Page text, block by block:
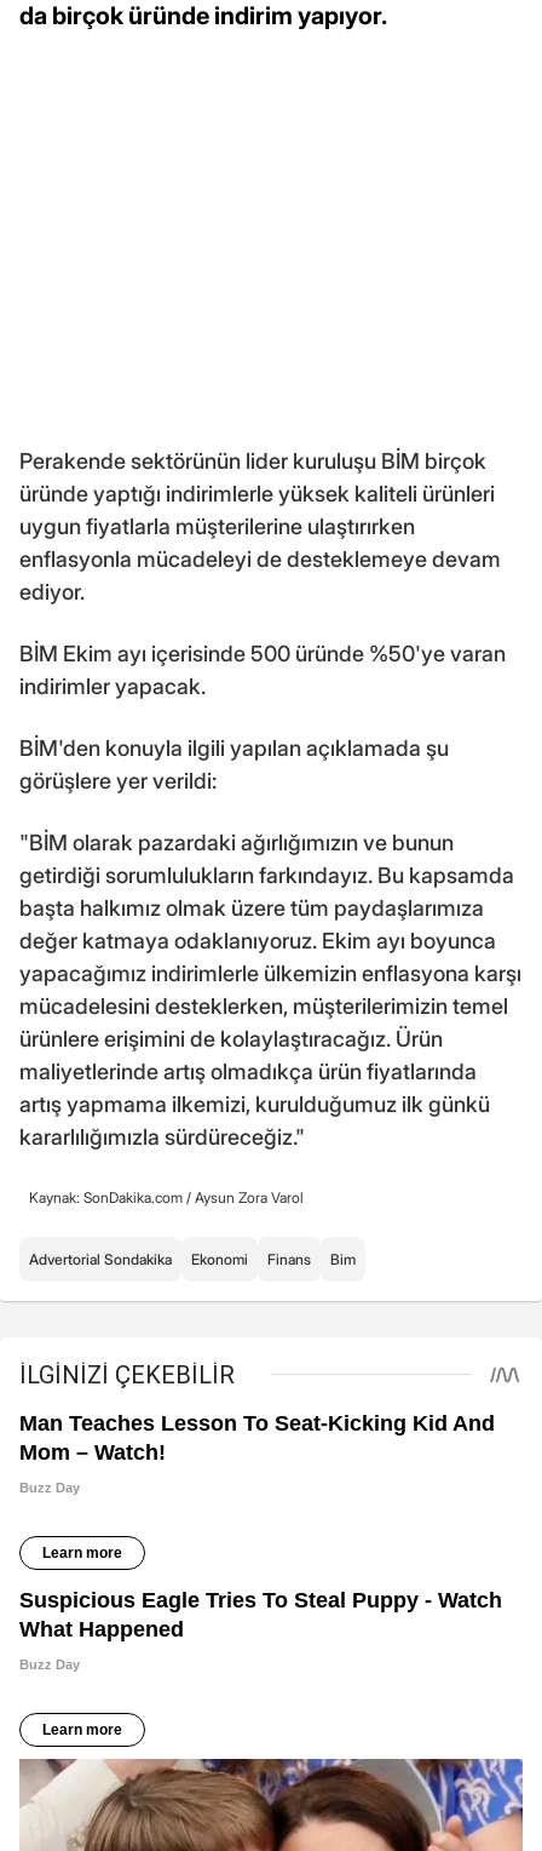
da birçok üründe indirim yapıyor.
Perakende sektörünün lider kuruluşu BİM birçok
üründe yaptığı indirimlerle yüksek kaliteli ürünleri
uygun fiyatlarla müşterilerine ulaştırırken
enflasyonla mücadeleyi de desteklemeye devam
ediyor.
BİM Ekim ayı içerisinde 500 üründe %50'ye varan
indirimler yapacak.
BİM'den konuyla ilgili yapılan açıklamada şu
görüşlere yer verildi:
"BİM olarak pazardaki ağırlığımızın ve bunun
getirdiği sorumlulukların farkındayız. Bu kapsamda
başta halkımız olmak üzere tüm paydaşlarımıza
değer katmaya odaklanıyoruz. Ekim ayı boyunca
yapacağımız indirimlerle ülkemizin enflasyona karşı
mücadelesini desteklerken, müşterilerimizin temel
ürünlere erişimini de kolaylaştıracağız. Ürün
maliyetlerinde artış olmadıkça ürün fiyatlarında
artış yapmama ilkemizi, kurulduğumuz ilk günkü
kararlılığımızla sürdüreceğiz."
Kaynak: SonDakika.com / Aysun Zora Varol
Advertorial Sondakika Ekonomi Finans Bim